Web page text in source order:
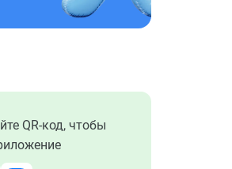
QR-код, чтобы